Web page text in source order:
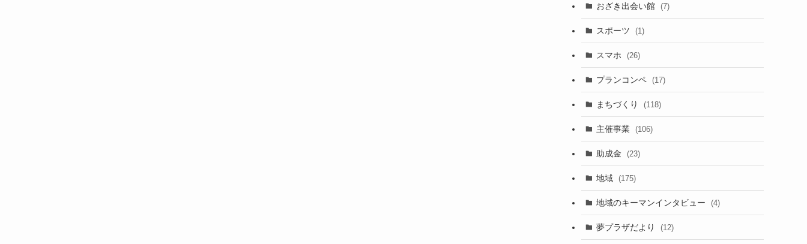
おざき出会い館 (7)
スポーツ (1)
スマホ (26)
プランコンペ (17)
まちづくり (118)
主催事業 (106)
助成金 (23)
地域 (175)
地域のキーマンインタビュー (4)
夢プラザだより (12)